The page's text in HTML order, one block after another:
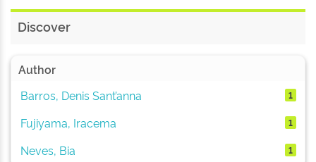
Discover
Author
Barros, Denis Sant’anna
1
Fujiyama, Iracema 1
Neves, Bia 1